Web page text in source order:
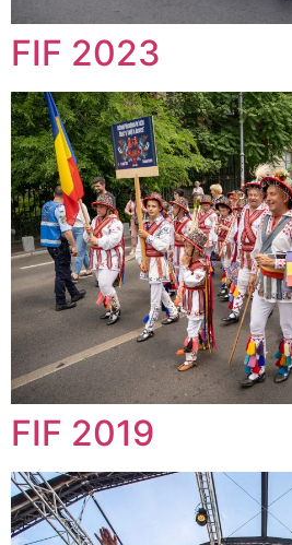
FIF 2023
FIF 2019